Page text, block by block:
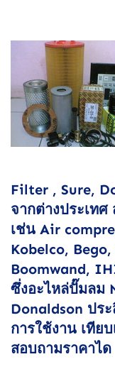
Filter , Sure,
จากต่างประเท
เช่น Air
Kobelco,
Boomwand,
ซึ่งอะไหล่ปั๊มลม
Donaldson ปร
การใช้งาน เทีย
สอบถามราคาได